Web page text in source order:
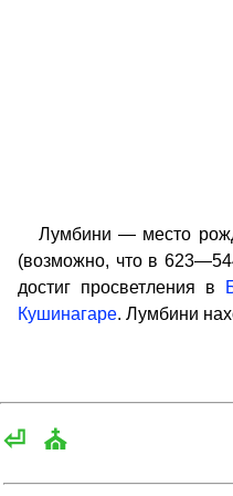
Лумбини — место
(возможно, что в
достиг просветления в
Кушинагаре. Лумбини
⏎ ⛪